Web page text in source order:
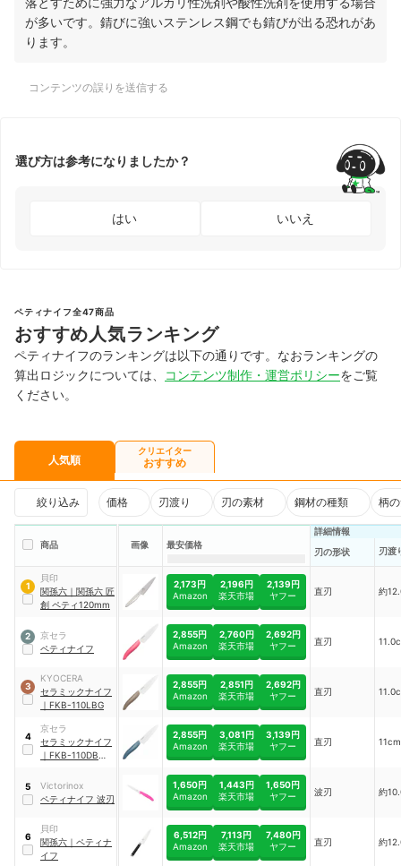
が多いです。錆びに強いステンレス鋼でも錆びが出る恐れがあ
ります。
コンテンツの誤りを送信する
選び方は参考になりましたか？
はい いいえ
ペティナイフ全47商品
おすすめ人気ランキング
ペティナイフのランキングは以下の通りです。なおランキングの
算出ロジックについては、
コンテンツ制作・運営ポリシーをご覧
ください。
人気順
クリエイター
おすすめ
絞り込み 価格 刃渡り 刃の素材 鋼材の種類 柄
商品 画像 最安価格
詳細情報
刃の形状
刃渡
1
貝印
関孫六 ｜ 関孫六 匠
創 ペティ120mm
2,173円
Amazon
2,196円
楽天市場
2,139円
ヤフー
直刃 約
2
京セラ
ペティナイフ
2,855円
Amazon
2,760円
楽天市場
2,692円
ヤフー
直刃
3
KYOCERA
セラミックナイフ
｜ FKB-110LBG
2,855円
Amazon
2,851円
楽天市場
2,692円
ヤフー
直刃
4
京セラ
セラミックナイフ
｜ FKB-110DBU-
2,855円
Amazon
3,081円
楽天市場
3,139円
ヤフー
直刃 11cm
5
Victorinox
ペティナイフ 波刃
1,650円
Amazon
1,443円
楽天市場
1,650円
ヤフー
波刃 約
6
貝印
関孫六 ｜ ペティナ
イフ
6,512円
Amazon
7,113円
楽天市場
7,480円
ヤフー
直刃 約